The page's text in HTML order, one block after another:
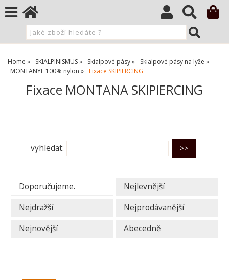
Home SKIALPINISMUS Skialpové pásy
Skialpové pásy na lyže
MONTANYL 100% nylon
Fixace SKIPIERCING
Fixace MONTANA SKIPIERCING
vyhledat:
Doporučujeme.
Nejlevnější
Nejdražší
Nejprodávanější
Nejnovější
Abecedně